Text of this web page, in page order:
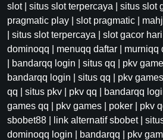
slot| situs slot terpercaya situs slot
pragmatic play
slot pragmatic
situs slot terpercaya slot gacor
dominoqq
menuqq daftar murniqq
bandarqq login situs qq pkv
bandarqq login
situs qq pkv
qq
situs pkv pkv qq bandarqq
games qq
pkv games poker pkv
sbobet88
link alternatif sbobet|
dominoqq login
bandarqq pkv